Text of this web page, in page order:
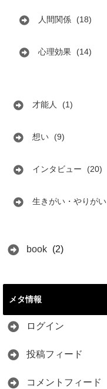
人間関係 (18)
心理効果 (14)
才能人 (1)
想い (9)
インタビュー (20)
生きがい・やりがい
book (2)
メタ情報
ログイン
投稿フィード
コメントフィード